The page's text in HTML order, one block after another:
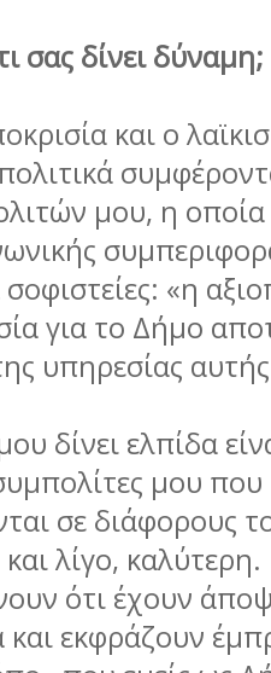
σας δίνει δύναμη;
και ο
μου, η οποία
σοφιστείες: «η
για το Δήμο
υπηρεσίας
δίνει ελπίδα
μου που
σε διάφορους
λίγο,
ότι έχουν
εκφράζουν